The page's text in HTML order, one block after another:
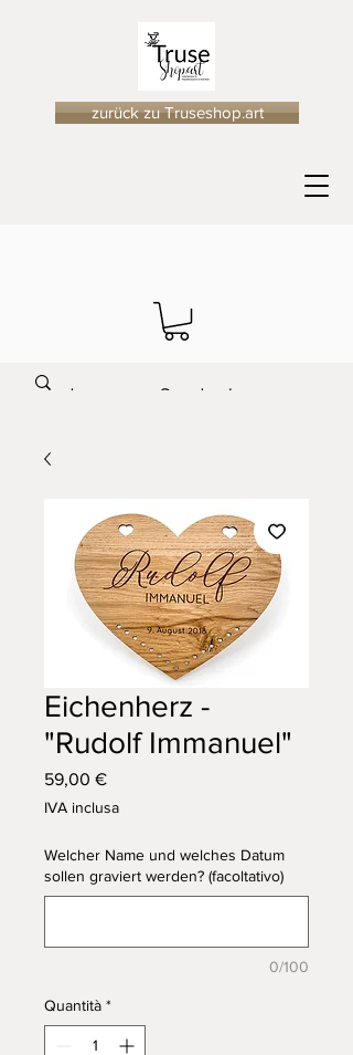
zurück zu Truseshop.art
Eichenherz -
"Rudolf Immanuel"
59,00 €Prezzo
IVA inclusa
Welcher Name und welches Datum
sollen graviert werden? (facoltativo)
0/100
Quantità *